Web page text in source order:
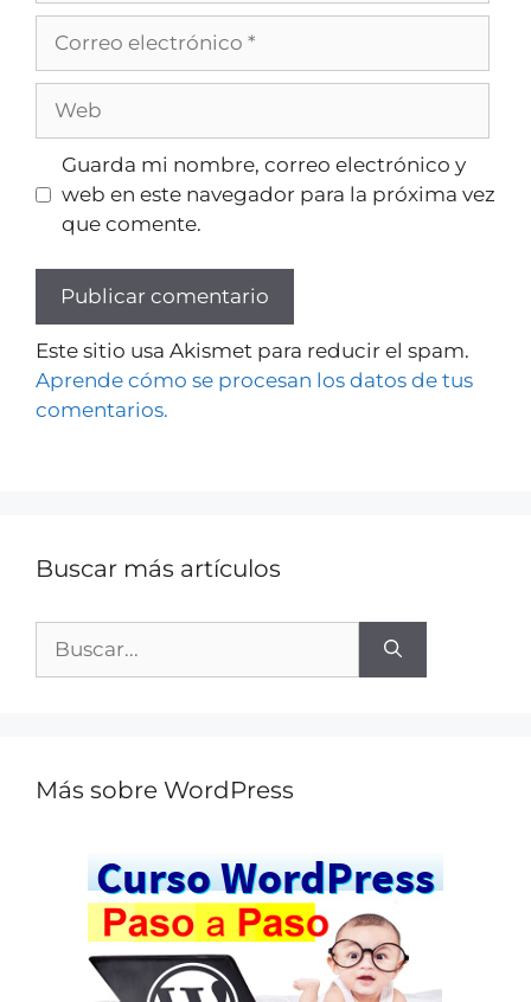
Guarda mi nombre, correo electrónico y
web en este navegador para la próxima vez
que comente.
Este sitio usa Akismet para reducir el spam.
Aprende cómo se procesan los datos de tus
comentarios.
Buscar más artículos
Más sobre WordPress